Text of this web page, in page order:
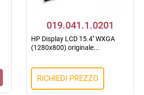
019.041.1.0201
HP Display LCD 15.4'' WXGA
(1280x800) originale...
RICHIEDI PREZZO